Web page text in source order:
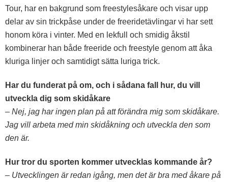
Tour, har en bakgrund som freestylesåkare och visar upp
delar av sin trickpåse under de freeridetävlingar vi har sett
honom köra i vinter. Med en lekfull och smidig åkstil
kombinerar han både freeride och freestyle genom att åka
kluriga linjer och samtidigt sätta luriga trick.
Har du funderat på om, och i sådana fall hur, du vill
utveckla dig som skidåkare
– Nej, jag har ingen plan på att förändra mig som skidåkare.
Jag vill arbeta med min skidåkning och utveckla den som
den är.
Hur tror du sporten kommer utvecklas kommande år?
– Utvecklingen är redan igång, men det är bra med åkare på